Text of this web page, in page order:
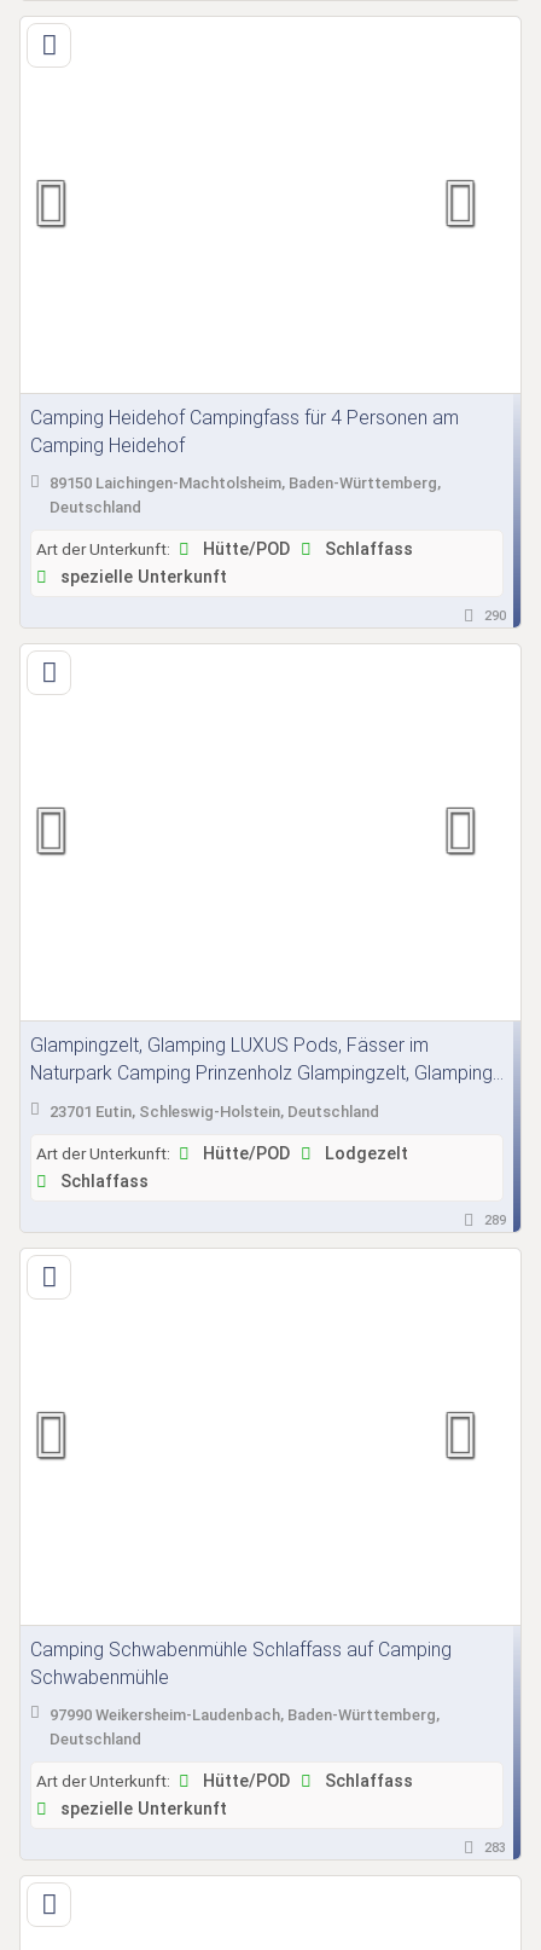
Camping Heidehof Campingfass für 4 Personen am
Camping Heidehof
89150 Laichingen-Machtolsheim, Baden-Württemberg,
Deutschland
Art der Unterkunft: Hütte/POD
Schlaffass
spezielle Unterkunft
290
Glampingzelt, Glamping LUXUS Pods, Fässer im
Naturpark Camping Prinzenholz Glampingzelt, Glamping
LUXUS Pods, Fässer im Naturpark Camping Prinzenholz
23701 Eutin, Schleswig-Holstein, Deutschland
Art der Unterkunft: Hütte/POD
Lodgezelt
Schlaffass
289
Camping Schwabenmühle Schlaffass auf Camping
Schwabenmühle
97990 Weikersheim-Laudenbach, Baden-Württemberg,
Deutschland
Art der Unterkunft: Hütte/POD
Schlaffass
spezielle Unterkunft
283